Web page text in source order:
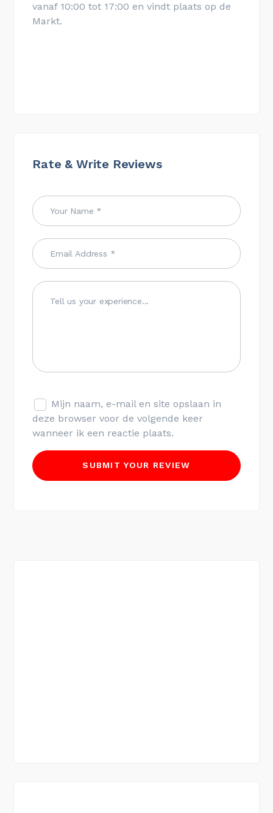
vanaf 10:00 tot 17:00 en vindt plaats op de
Markt.
Rate & Write Reviews
Mijn naam, e-mail en site opslaan in
deze browser voor de volgende keer
wanneer ik een reactie plaats.